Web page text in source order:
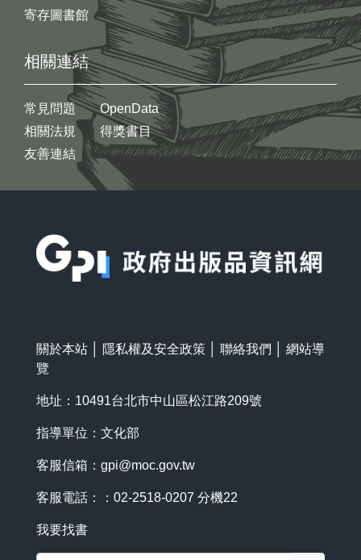
寄存圖書館
相關連結
常見問題
相關法規
友善連結
OpenData
得獎書目
關於本站 隱私權及安全政策 聯絡我們
網站導
覽
地址：10491台北市中山區松江路209號
指導單位：文化部
客服信箱： gpi@moc.gov.tw
客服電話：：02-2518-0207 分機22
我要找書